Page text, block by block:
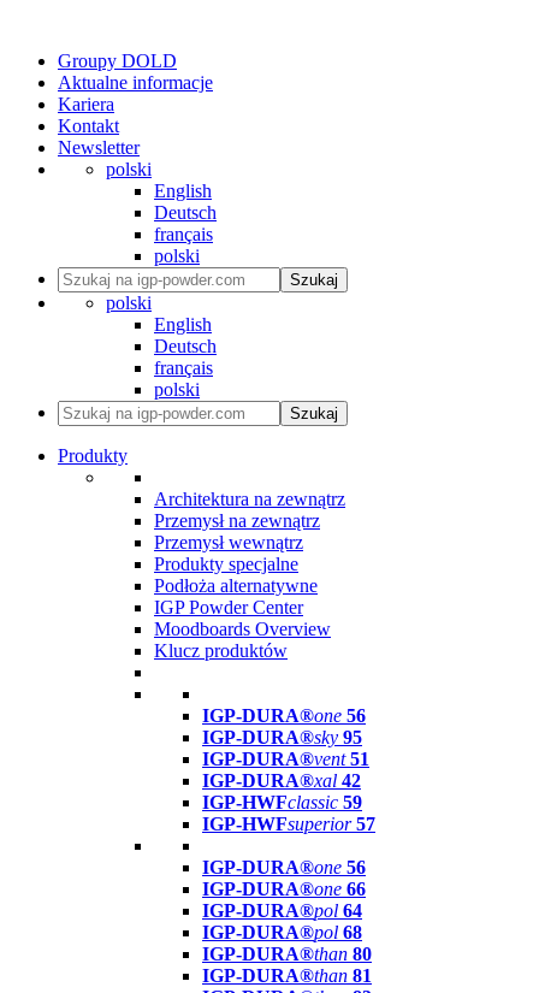
Groupy DOLD
Aktualne informacje
Kariera
Kontakt
Newsletter
polski
English
Deutsch
français
polski
Szukaj
polski
English
Deutsch
français
polski
Szukaj
Produkty
Architektura na zewnątrz
Przemysł na zewnątrz
Przemysł wewnątrz
Produkty specjalne
Podłoża alternatywne
IGP Powder Center
Moodboards Overview
Klucz produktów
IGP-DURA®one 56
IGP-DURA®sky 95
IGP-DURA®vent 51
IGP-DURA®xal 42
IGP-HWFclassic 59
IGP-HWFsuperior 57
IGP-DURA®one 56
IGP-DURA®one 66
IGP-DURA®pol 64
IGP-DURA®pol 68
IGP-DURA®than 80
IGP-DURA®than 81